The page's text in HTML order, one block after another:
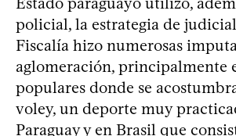
policial, la estrategia de
Fiscalía hizo numerosas
aglomeración, principalmente
populares donde se
voley, un deporte muy
Paraguay y en Brasil que